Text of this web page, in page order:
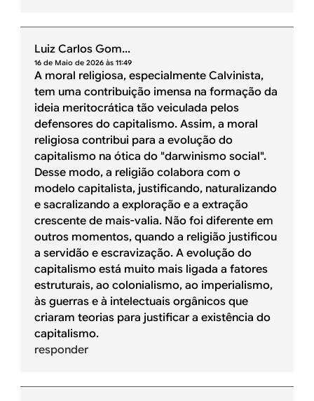
Luiz Carlos Gom...
16 de Maio de 2026 às 11:49
A moral religiosa, especialmente Calvinista,
tem uma contribuição imensa na formação da
ideia meritocrática tão veiculada pelos
defensores do capitalismo. Assim, a moral
religiosa contribui para a evolução do
capitalismo na ótica do "darwinismo social".
Desse modo, a religião colabora com o
modelo capitalista, justificando, naturalizando
e sacralizando a exploração e a extração
crescente de mais-valia. Não foi diferente em
outros momentos, quando a religião justificou
a servidão e escravização. A evolução do
capitalismo está muito mais ligada a fatores
estruturais, ao colonialismo, ao imperialismo,
às guerras e à intelectuais orgânicos que
criaram teorias para justificar a existência do
capitalismo.
responder